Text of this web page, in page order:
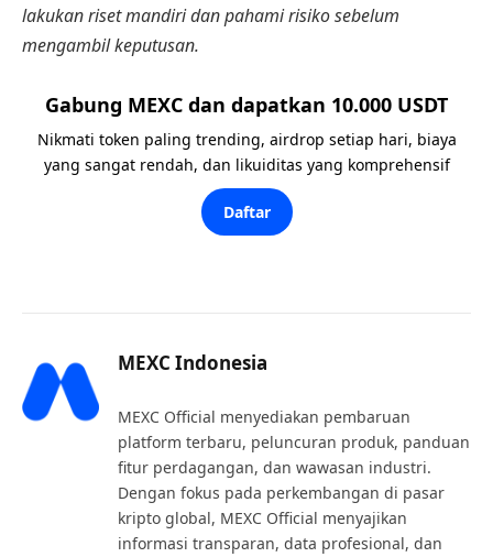
lakukan riset mandiri dan pahami risiko sebelum
mengambil keputusan.
Gabung MEXC dan dapatkan 10.000 USDT
Nikmati token paling trending, airdrop setiap hari, biaya
yang sangat rendah, dan likuiditas yang komprehensif
Daftar
MEXC Indonesia
MEXC Official menyediakan pembaruan
platform terbaru, peluncuran produk, panduan
fitur perdagangan, dan wawasan industri.
Dengan fokus pada perkembangan di pasar
kripto global, MEXC Official menyajikan
informasi transparan, data profesional, dan